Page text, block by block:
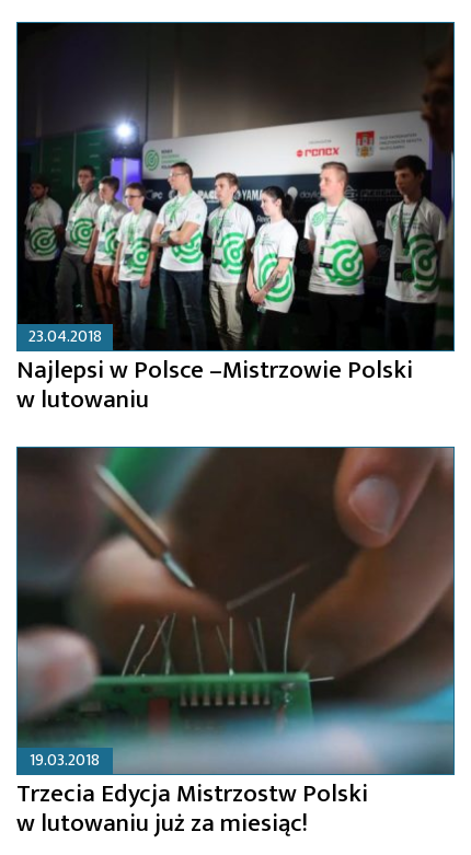
23.04.2018
Najlepsi w Polsce –Mistrzowie Polski
w lutowaniu
19.03.2018
Trzecia Edycja Mistrzostw Polski
w lutowaniu już za miesiąc!